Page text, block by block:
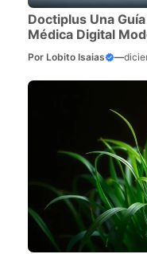
Doctiplus Una
Médica Digital
Por Lobito Isaias —